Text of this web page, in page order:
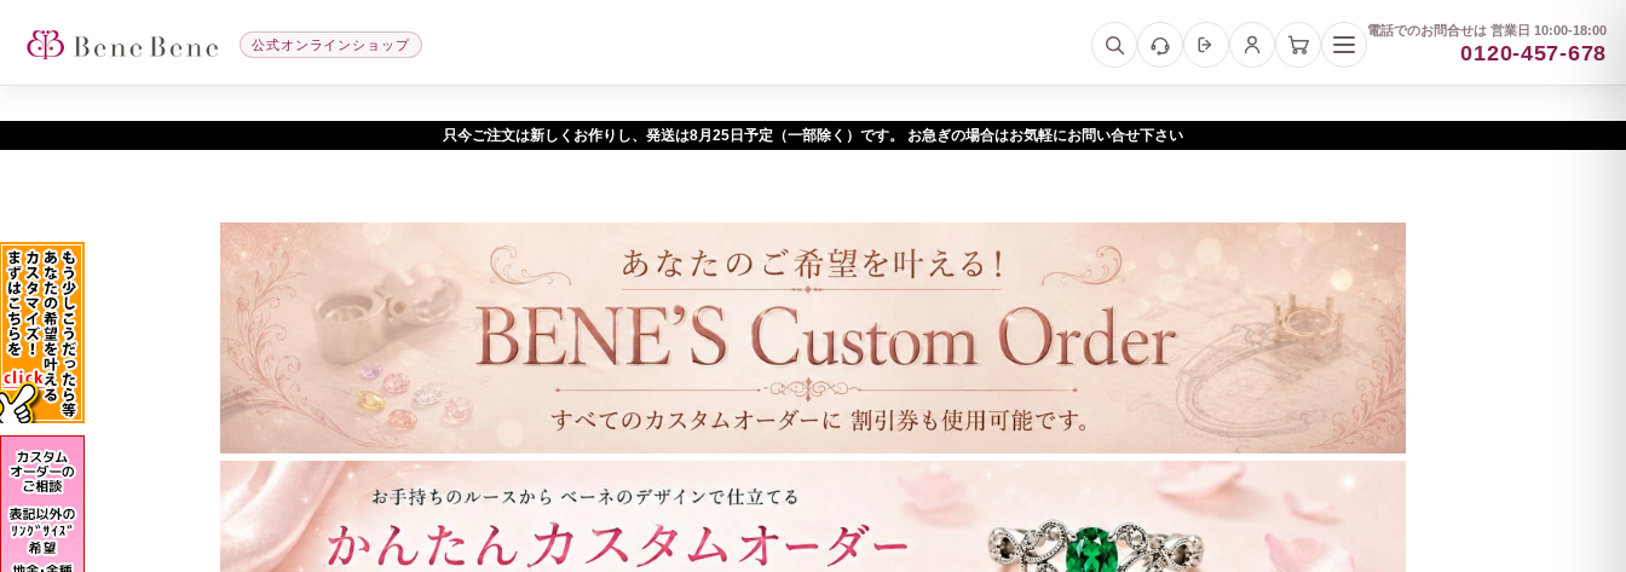
只今ご注文は新しくお作りし、発送は 予定（一部除く）です。 お急ぎの場合はお気軽にお問い合せ下さい
公式オンラインショップ
電話でのお問合せは 営業日 10:00-18:00
0120-457-678